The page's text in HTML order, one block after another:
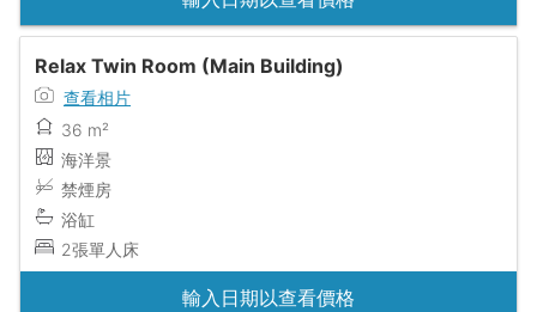
Relax Twin Room (Main Building)
查看相片
36 m²
海洋景
禁煙房
浴缸
2張單人床
輸入日期以查看價格